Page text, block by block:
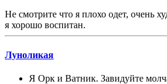
Не смотрите что я плохо одет, очень
я хорошо воспитан.
Луноликая
Я Орк и Ватник. Завидуйте